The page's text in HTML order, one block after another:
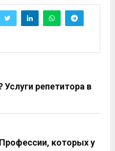
репетитора в
которых у